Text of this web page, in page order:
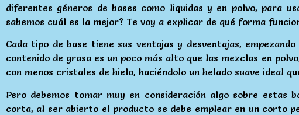
diferentes géneros de bases como liquidas y en polvo, para
sabemos cuál es la mejor? Te voy a explicar de qué forma
Cada tipo de base tiene sus ventajas y desventajas,
contenido de grasa es un poco más alto que las mezclas en
con menos cristales de hielo, haciéndolo un helado suave ideal
Pero debemos tomar muy en consideración algo sobre estas
corta, al ser abierto el producto se debe emplear en un corto